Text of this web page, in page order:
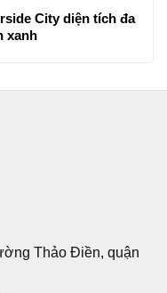
City diện tích đa
xanh
Thảo Điền, quận